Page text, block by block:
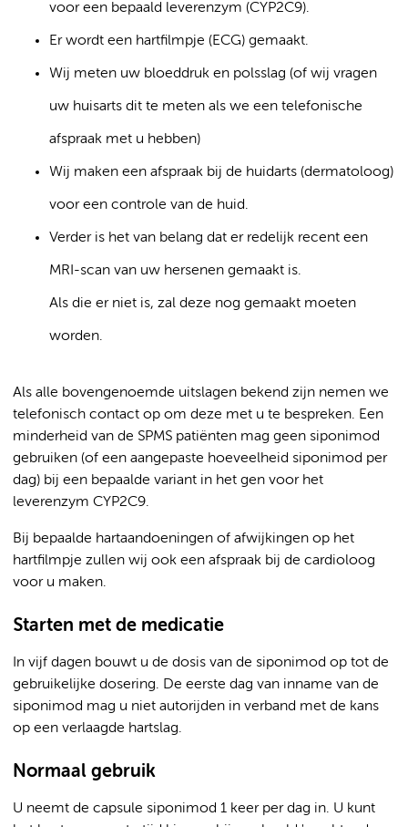
voor een bepaald leverenzym (CYP2C9).
Er wordt een hartfilmpje (ECG) gemaakt.
Wij meten uw bloeddruk en polsslag (of wij vragen
uw huisarts dit te meten als we een telefonische
afspraak met u hebben)
Wij maken een afspraak bij de huidarts (dermatoloog)
voor een controle van de huid.
Verder is het van belang dat er redelijk recent een
MRI-scan van uw hersenen gemaakt is.
Als die er niet is, zal deze nog gemaakt moeten
worden.
Als alle bovengenoemde uitslagen bekend zijn nemen we
telefonisch contact op om deze met u te bespreken. Een
minderheid van de SPMS patiënten mag geen siponimod
gebruiken (of een aangepaste hoeveelheid siponimod per
dag) bij een bepaalde variant in het gen voor het
leverenzym CYP2C9.
Bij bepaalde hartaandoeningen of afwijkingen op het
hartfilmpje zullen wij ook een afspraak bij de cardioloog
voor u maken.
Starten met de medicatie
In vijf dagen bouwt u de dosis van de siponimod op tot de
gebruikelijke dosering. De eerste dag van inname van de
siponimod mag u niet autorijden in verband met de kans
op een verlaagde hartslag.
Normaal gebruik
U neemt de capsule siponimod 1 keer per dag in. U kunt